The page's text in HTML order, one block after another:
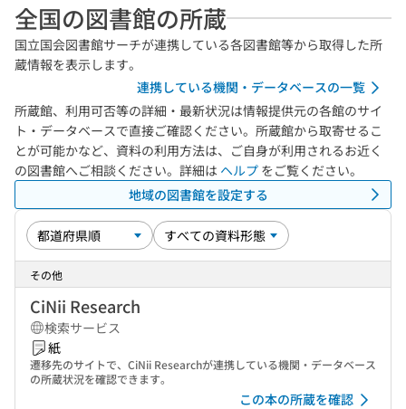
全国の図書館の所蔵
国立国会図書館サーチが連携している各図書館等から取得した所
蔵情報を表示します。
連携している機関・データベースの一覧
所蔵館、利用可否等の詳細・最新状況は情報提供元の各館のサイ
ト・データベースで直接ご確認ください。所蔵館から取寄せるこ
とが可能かなど、資料の利用方法は、ご自身が利用されるお近く
の図書館へご相談ください。詳細は ヘルプ をご覧ください。
地域の図書館を設定する
その他
CiNii Research
検索サービス
紙
遷移先のサイトで、CiNii Researchが連携している機関・データベース
の所蔵状況を確認できます。
この本の所蔵を確認